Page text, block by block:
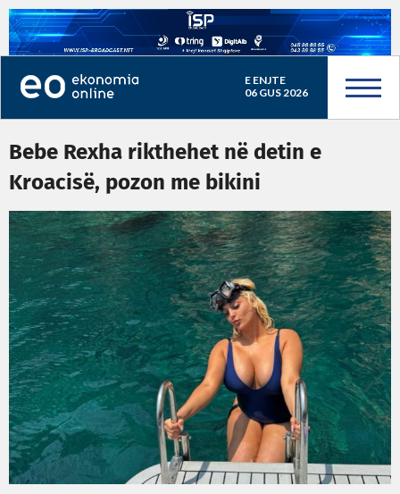
E ENJTE
06 GUS 2026
Bebe Rexha rikthehet në detin e
Kroacisë, pozon me bikini